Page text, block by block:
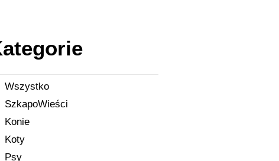
Wszystko
SzkapoWieści
Konie
Koty
Psy